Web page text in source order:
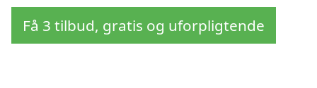
Få 3 tilbud, gratis og uforpligtende